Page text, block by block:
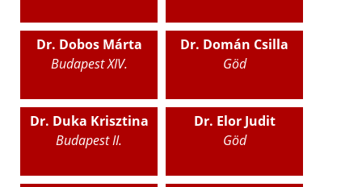
Dr. Dobos Márta
Budapest XIV.
Dr. Domán Csilla
Göd
Dr. Duka Krisztina
Budapest II.
Dr. Elor Judit
Göd